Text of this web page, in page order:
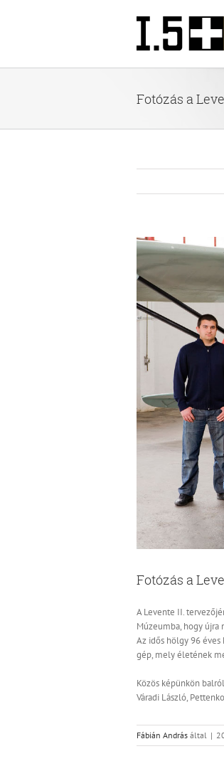
Fotózás a
View
Image
Fotózás a
A Levente II.
Múzeumba, hogy
Az idős hölgy 96
gép, mely életének
Közös képünkön
Váradi László,
Fábián András által |